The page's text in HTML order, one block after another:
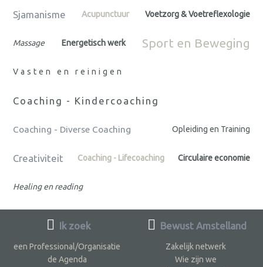
Sjamanisme Acupunctuur Voetzorg & Voetreflexologie
Massage Energetisch werk Sport en Beweging
Vasten en reinigen
Coaching - Kindercoaching
Coaching - Diverse Coaching Opleiding en Training
Creativiteit Coaching - Lifecoaching Circulaire economie
Healing en reading
Ik zoek
een Professional/Organisatie
de Agenda
Bewust Amstelland
Zakelijk netwerk
Wie zijn we